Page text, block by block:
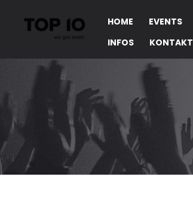
HOME EVENTS
INFOS
KONTAKT